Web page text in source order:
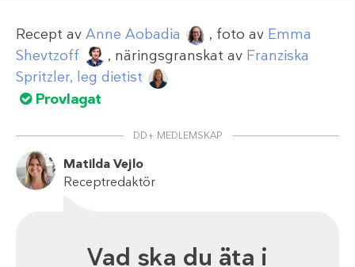
Recept av Anne Aobadia , foto av Emma
Shevtzoff
, näringsgranskat av Franziska
Spritzler, leg dietist
Provlagat
DD+ MEDLEMSKAP
Matilda Vejlo
Receptredaktör
Vad ska du äta i